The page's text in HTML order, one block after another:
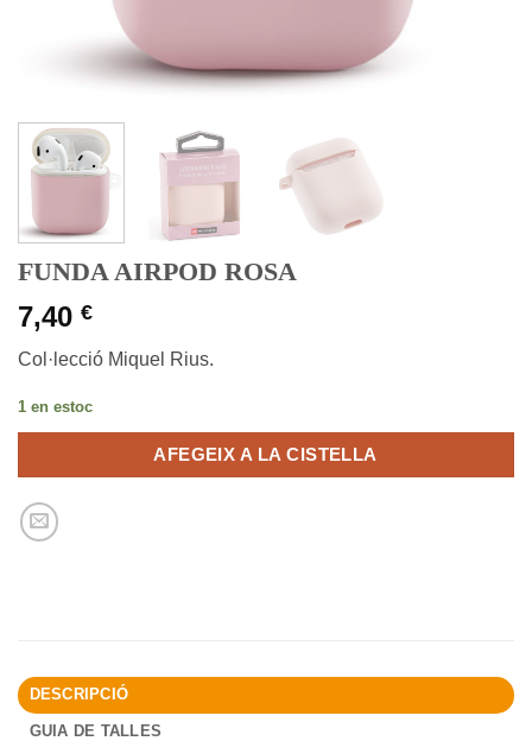
FUNDA AIRPOD ROSA
7,40 €
Col·lecció Miquel Rius.
1 en estoc
AFEGEIX A LA CISTELLA
DESCRIPCIÓ
GUIA DE TALLES